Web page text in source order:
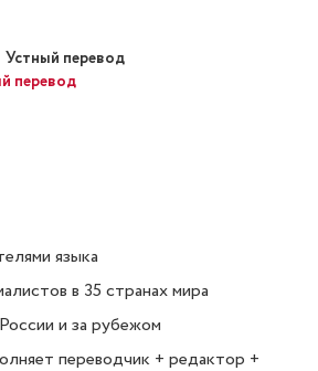
Устный перевод
перевод
языка
в 35 странах мира
и за рубежом
переводчик + редактор +